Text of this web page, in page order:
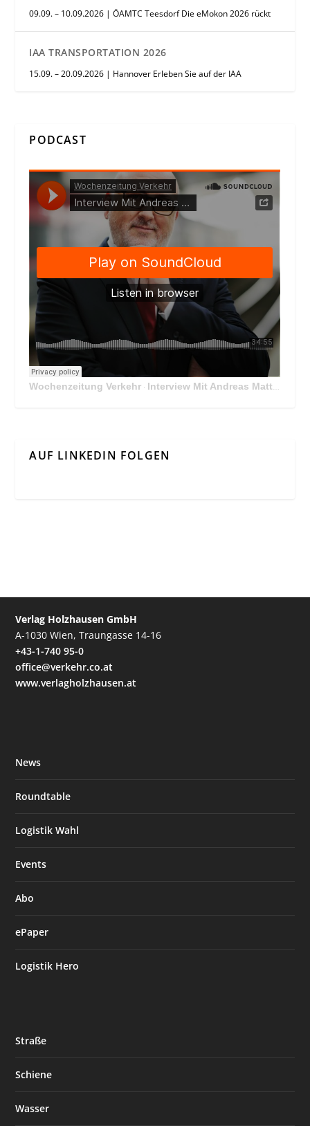
09.09. – 10.09.2026 | ÖAMTC Teesdorf Die eMokon 2026 rückt
IAA TRANSPORTATION 2026
15.09. – 20.09.2026 | Hannover Erleben Sie auf der IAA
PODCAST
Wochenzeitung Verkehr · Interview Mit Andreas Matthä, CEO der ÖBB Holding
AUF LINKEDIN FOLGEN
Verlag Holzhausen GmbH
A-1030 Wien, Traungasse 14-16
+43-1-740 95-0
office@verkehr.co.at
www.verlagholzhausen.at
News
Roundtable
Logistik Wahl
Events
Abo
ePaper
Logistik Hero
Straße
Schiene
Wasser